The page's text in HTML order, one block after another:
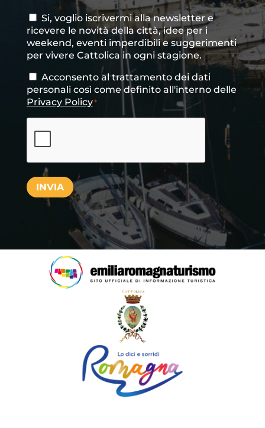
Consenso
newsletter
Si, voglio iscrivermi alla newsletter e
ricevere le novità della città, idee per i
weekend, eventi imperdibili e suggerimenti
per vivere Cattolica in ogni stagione.
Consenso*
Acconsento al trattamento dei dati
personali così come definito all'interno delle
Privacy Policy*
INVIA